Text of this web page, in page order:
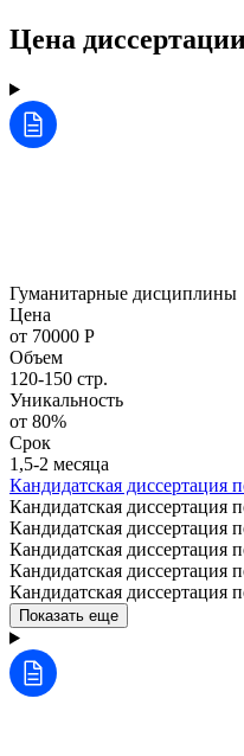
Цена
Гуманитарные дисциплины
Цена
от 70000 Р
Объем
120-150 стр.
Уникальность
от 80%
Срок
1,5-2 месяца
Кандидатская диссертация
Кандидатская диссертация
Кандидатская диссертация
Кандидатская диссертация
Кандидатская диссертация
Кандидатская диссертация
Показать еще